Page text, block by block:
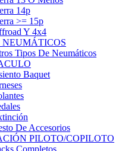
14p
>= 15p
Y 4x4
NEUMÁTICOS
Tipos De Neumáticos
Baquet
De Accesorios
PILOTO/COPILOTO
Completos